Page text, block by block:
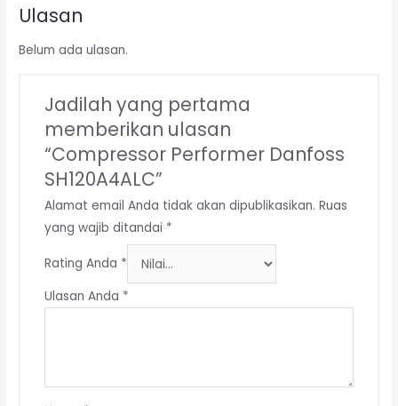
Ulasan
Belum ada ulasan.
Jadilah yang pertama
memberikan ulasan
“Compressor Performer Danfoss
SH120A4ALC”
Alamat email Anda tidak akan dipublikasikan. Ruas
yang wajib ditandai *
Rating Anda *
Ulasan Anda *